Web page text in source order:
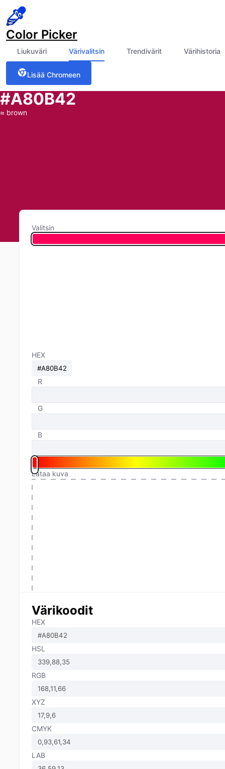
Color Picker
Liukuväri Värivalitsin Trendivärit Värihistoria
Lisää Chromeen
#A80B42
≈ brown
Valitsin
HEX
R
G
B
Lataa kuva
Värikoodit
HEX
HSL
RGB
XYZ
CMYK
LAB